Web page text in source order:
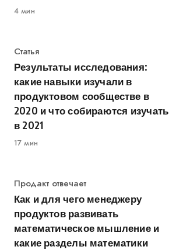
4 мин
Категория
Статья
Результаты исследования:
какие навыки изучали в
продуктовом сообществе в
2020 и что собираются изучать
в 2021
17 мин
Категория
Продакт отвечает
Как и для чего менеджеру
продуктов развивать
математическое мышление и
какие разделы математики